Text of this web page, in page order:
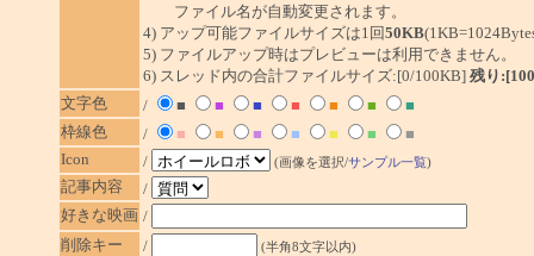
ファイル名が自動変更されます。
4) アップ可能ファイルサイズは1回50KB
5) ファイルアップ時はプレビューは利用できません。
6) スレッド内の合計ファイルサイズ:[0/100KB] 残り
文字色
/ ■ ■ ■ ■ ■ ■
■
枠線色
/ ■ ■ ■ ■ ■ ■
■
Icon
/ (画像を選択/サンプル一覧)
記事内容
/
好きな映画 /
削除キー
/ (半角8文字以内)